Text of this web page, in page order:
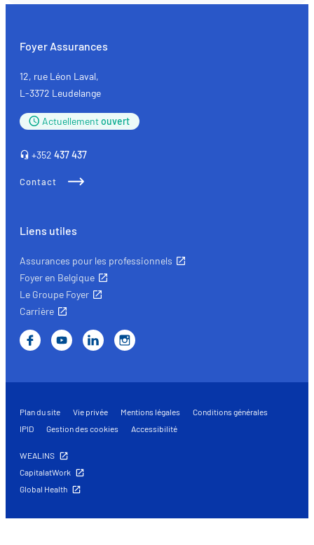
Foyer Assurances
12, rue Léon Laval,
L-3372 Leudelange
Actuellementouvert
+352 437 437
Contact
Liens utiles
Assurances pour les professionnels
Foyer en Belgique
Le Groupe Foyer
Carrière
Plan du site Vie privée Mentions légales
Conditions générales
IPID
Gestion des cookies Accessibilité
WEALINS
CapitalatWork
Global Health